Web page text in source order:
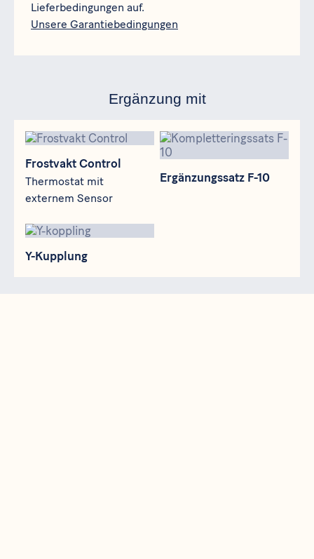
Lieferbedingungen auf.
Unsere Garantiebedingungen
Ergänzung mit
Frostvakt Control
Thermostat mit
externem Sensor
Frostvakt Control
Ergänzungssatz F-10
Ergänzungssatz F-10
Y-Kupplung
Y-Kupplung